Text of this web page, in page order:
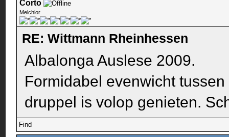
Corto
Melchior
RE: Wittmann Rheinhessen
Albalonga Auslese 2009.
Formidabel evenwicht
druppel is volop genieten.
Find